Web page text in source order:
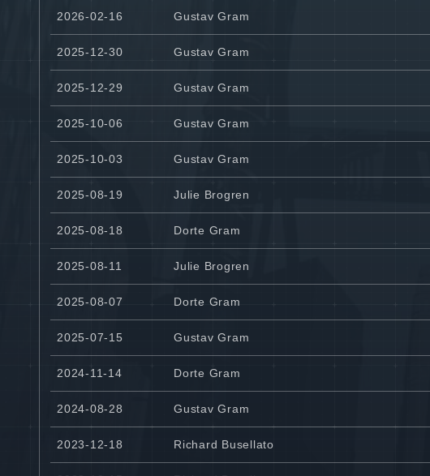
2026-02-16 Gustav Gram
2025-12-30 Gustav Gram
2025-12-29 Gustav Gram
2025-10-06 Gustav Gram
2025-10-03 Gustav Gram
2025-08-19 Julie Brogren
2025-08-18 Dorte Gram
2025-08-11 Julie Brogren
2025-08-07 Dorte Gram
2025-07-15 Gustav Gram
2024-11-14 Dorte Gram
2024-08-28 Gustav Gram
2023-12-18 Richard Busellato